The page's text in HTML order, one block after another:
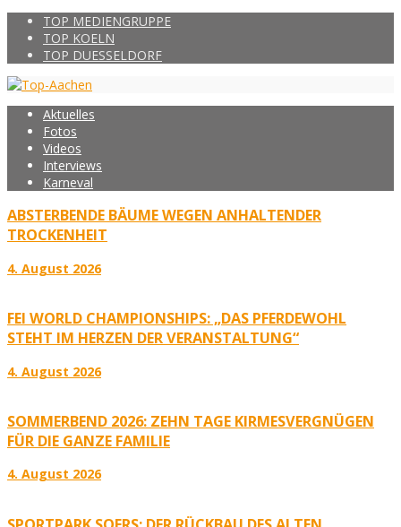
TOP MEDIENGRUPPE
TOP KOELN
TOP DUESSELDORF
Aktuelles
Fotos
Videos
Interviews
Karneval
ABSTERBENDE BÄUME WEGEN ANHALTENDER
TROCKENHEIT
4. August 2026
FEI WORLD CHAMPIONSHIPS: „DAS PFERDEWOHL
STEHT IM HERZEN DER VERANSTALTUNG“
4. August 2026
SOMMERBEND 2026: ZEHN TAGE KIRMESVERGNÜGEN
FÜR DIE GANZE FAMILIE
4. August 2026